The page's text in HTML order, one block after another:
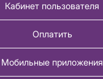
Кабинет пользователя
Оплатить
Мобильные приложения